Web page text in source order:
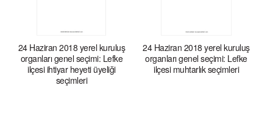
24 Haziran 2018 yerel kuruluş
organları genel seçimi: Lefke
ilçesi ihtiyar heyeti üyeliği
seçimleri
24 Haziran 2018 yerel kuruluş
organları genel seçimi: Lefke
ilçesi muhtarlık seçimleri